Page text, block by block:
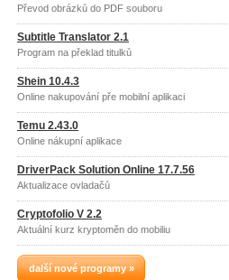
Převod obrázků do PDF souboru
Subtitle Translator 2.1
Program na překlad titulků
Shein 10.4.3
Online nakupování pře mobilní aplikaci
Temu 2.43.0
Online nákupní aplikace
DriverPack Solution Online 17.7.56
Aktualizace ovladačů
Cryptofolio V 2.2
Aktuální kurz kryptoměn do mobiliu
další nové programy »